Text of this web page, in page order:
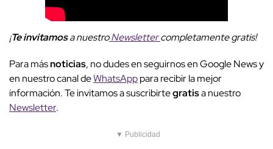
¡Te invitamosa nuestroNewslettercompletamente gratis!
Para másnoticias, no dudes en seguirnos en Google News y
en nuestro canal deWhatsApppara recibir la mejor
información. Te invitamos a suscribirtegratisa nuestro
Newsletter.
▼ Publicidad